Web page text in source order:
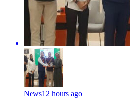
News12 hours ago